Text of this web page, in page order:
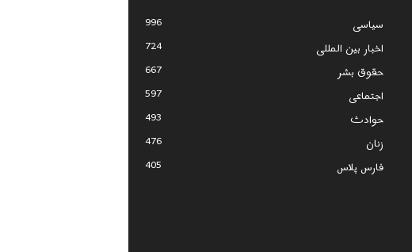
سياسى
996
اخبار بین المللی
724
حقوق بشر
667
اجتماعی
597
حوادث
493
زنان
476
فارس پلاس
405